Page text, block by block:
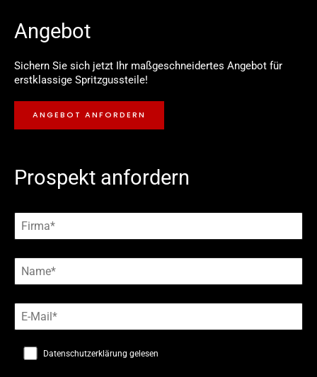
Angebot
Sichern Sie sich jetzt Ihr maßgeschneidertes Angebot für
erstklassige Spritzgussteile!
ANGEBOT ANFORDERN
Prospekt anfordern
Datenschutzerklärung gelesen